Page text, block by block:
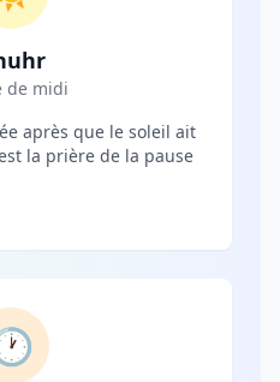
de midi
après que le soleil ait
la prière de la pause